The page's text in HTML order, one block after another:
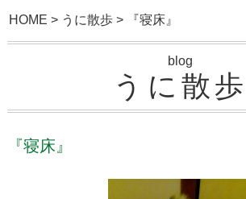
HOME > うに散歩 > 『寝床』
blog
うに散歩
『寝床』